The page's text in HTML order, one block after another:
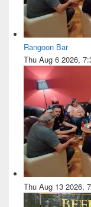
Rangoon Bar
Thu Aug 6 2026,
Thu Aug 13 2026,